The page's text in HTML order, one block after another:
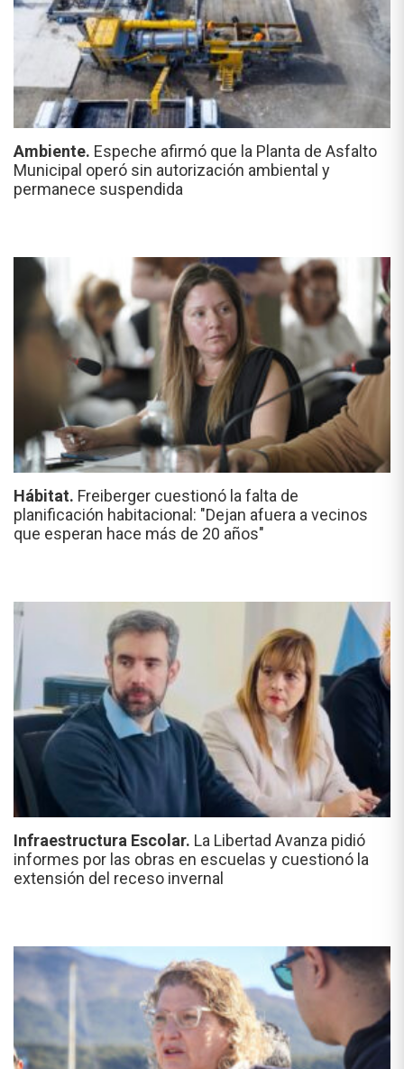
Ambiente. Espeche afirmó que la Planta de Asfalto
Municipal operó sin autorización ambiental y
permanece suspendida
Hábitat. Freiberger cuestionó la falta de
planificación habitacional: "Dejan afuera a vecinos
que esperan hace más de 20 años"
Infraestructura Escolar. La Libertad Avanza pidió
informes por las obras en escuelas y cuestionó la
extensión del receso invernal